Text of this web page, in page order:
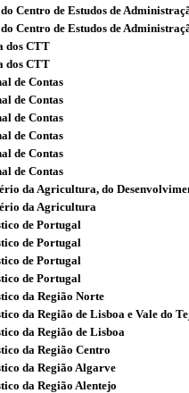
Centro de Estudos de
Centro de Estudos de
dos CTT
dos CTT
de Contas
de Contas
de Contas
de Contas
de Contas
de Contas
da Agricultura, do
da Agricultura
de Portugal
de Portugal
de Portugal
de Portugal
da Região Norte
da Região de Lisboa e Vale do
da Região de Lisboa
da Região Centro
da Região Algarve
da Região Alentejo